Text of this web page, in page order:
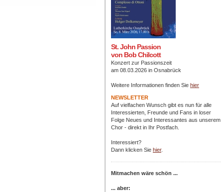
St. John Passion
von Bob Chilcott
Konzert zur Passionszeit
am 08.03.2026 in Osnabrück
Weitere Informationen finden Sie hier
NEWSLETTER
Auf vielfachen Wunsch gibt es nun für alle
Interessierten, Freunde und Fans in loser
Folge Neues und Interessantes aus unserem
Chor - direkt in Ihr Postfach
Interessiert?
Dann klicken Sie hier.
Mitmachen wäre schön ...
... aber: